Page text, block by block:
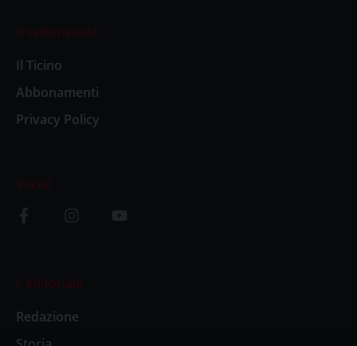
Il settimanale
Il Ticino
Abbonamenti
Privacy Policy
Social
L’editoriale
Redazione